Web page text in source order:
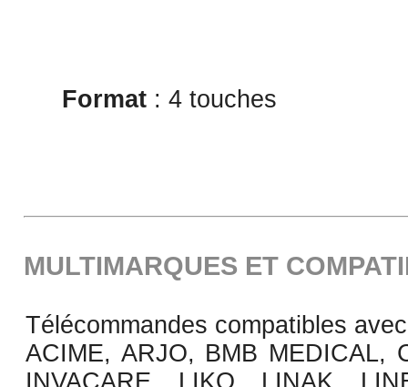
Format : 4 touches
MULTIMARQUES ET
Télécommandes compatibles
ACIME, ARJO, BMB MEDICAL,
INVACARE, LIKO, LINAK,